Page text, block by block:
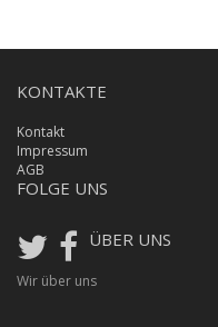
KONTAKTE
Kontakt
Impressum
AGB
FOLGE UNS
ÜBER UNS
Wir über uns